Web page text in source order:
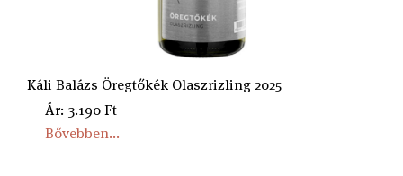
Káli Balázs Öregtőkék Olaszrizling 2025
Ár: 3.190 Ft
Bővebben...